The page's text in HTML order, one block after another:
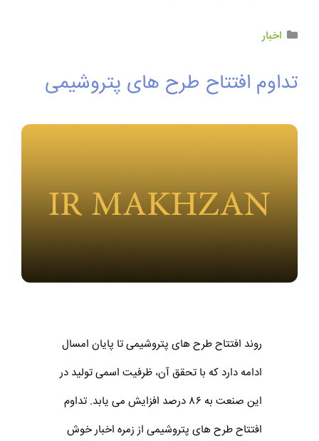
اخبار
تداوم افتتاح طرح های پتروشیمی
روند افتتاح طرح های پتروشیمی تا پایان امسال
ادامه دارد که با تحقق آن، ظرفیت اسمی تولید در
این صنعت به ۸۶ درصد افزایش می یابد. تداوم
افتتاح طرح های پتروشیمی از زمره اخبار خوش